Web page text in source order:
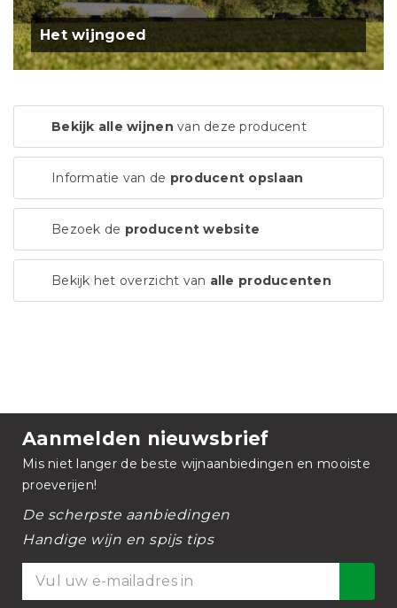
Het wijngoed
Bekijk alle wijnen van deze producent
Informatie van de producent opslaan
Bezoek de producent website
Bekijk het overzicht van alle producenten
Aanmelden nieuwsbrief
Mis niet langer de beste wijnaanbiedingen en mooiste
proeverijen!
De scherpste aanbiedingen
Handige wijn en spijs tips